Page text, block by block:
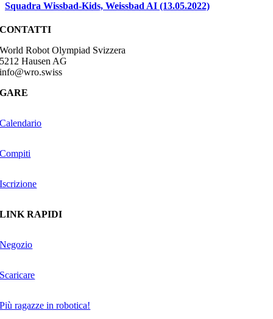
Squadra Wissbad-Kids, Weissbad AI (13.05.2022)
CONTATTI
World Robot Olympiad Svizzera
5212 Hausen AG
info@wro.swiss
GARE
Calendario
Compiti
Iscrizione
LINK RAPIDI
Negozio
Scaricare
Più ragazze in robotica!